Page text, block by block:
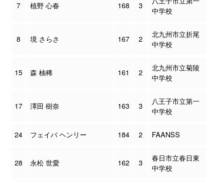
7 植野 心春 168 3
中学校
8 境 さらさ 167 2
北九州市立折尾
中学校
15 森 柚稀 161 2
北九州市立菊陵
中学校
17 澤田 樹奈 163 3
八王子市立第一
中学校
24 フェイバ ヘンリー 184 2 FAANSS
28 永松 世愛 162 3
春日市立春日東
中学校